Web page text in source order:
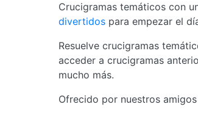
Crucigramas temáticos con
divertidos para empezar el
Resuelve crucigramas
acceder a crucigramas
mucho más.
Ofrecido por nuestros